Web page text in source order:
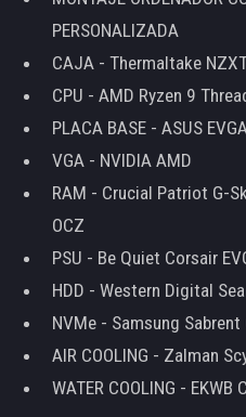
PERSONALIZADA
CAJA - Thermaltake
CPU - AMD Ryzen 9
PLACA BASE - ASUS
VGA - NVIDIA AMD
RAM - Crucial Patriot G-
OCZ
PSU - Be Quiet Corsair
HDD - Western Digital
NVMe - Samsung Sabrent
AIR COOLING - Zalman
WATER COOLING - EKWB